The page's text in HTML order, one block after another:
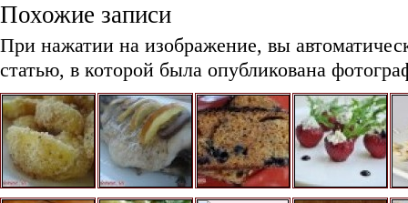
Похожие записи
При нажатии на изображение, вы
статью, в которой была опубликована